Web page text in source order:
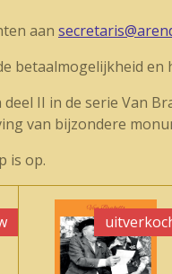
aan
betaalmogelijkheid
II in de serie Van
van bijzondere
is op.